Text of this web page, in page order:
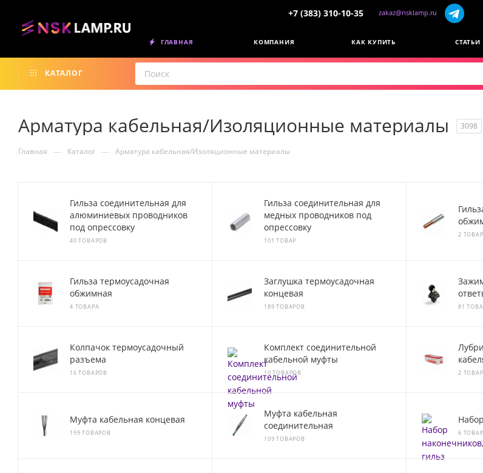
+7 (383) 310-10-35 zakaz@nsklamp.ru
ГЛАВНАЯ КОМПАНИЯ КАК КУПИТЬ
КАТАЛОГ
Арматура кабельная/Изоляционные материалы 3098
Главная — Каталог — Арматура кабельная/Изоляционные материалы
Гильза соединительная для
алюминиевых проводников
под опрессовку
40 ТОВАРОВ
Гильза соединительная для
медных проводников под
опрессовку
101 ТОВАР
2
Гильза термоусадочная
обжимная
4 ТОВАРА
Заглушка термоусадочная
концевая
189 ТОВАРОВ 81
Колпачок термоусадочный
разъема
16 ТОВАРОВ
Комплект соединительной
кабельной муфты
10 ТОВАРОВ 2
Муфта кабельная концевая
199 ТОВАРОВ
Муфта кабельная
соединительная
109 ТОВАРОВ
6